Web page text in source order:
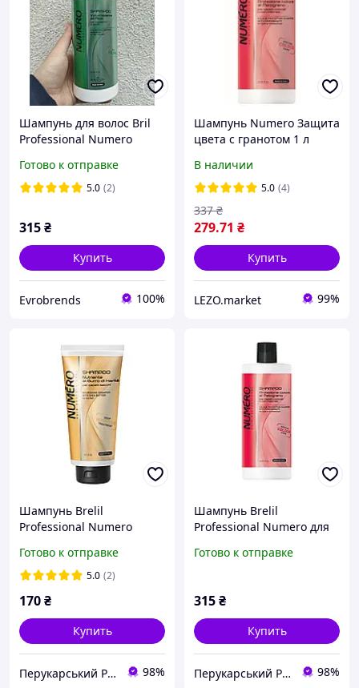
Шампунь для волос Bril
Professional Numero
экстрактом асаи для
объема волос
Готово к отправке
5.0 (2)
315₴
Купить
Evrobrends 100%
Шампунь Numero Защита
цвета с гранотом 1 л
В наличии
5.0 (4)
279.71 ₴
337 ₴
Купить
LEZO.market 99%
Шампунь Brelil
Professional Numero
каритэ и авокадо 300 мл
Готово к отправке
5.0 (2)
170₴
Купить
Перукарський Рай 98%
Шампунь Brelil
Professional Numero для
экстрактом граната 1000
Готово к отправке
315₴
Купить
Перукарський Рай 98%